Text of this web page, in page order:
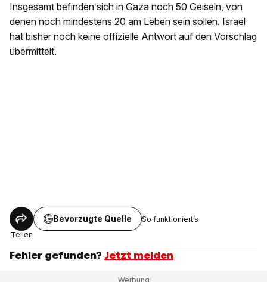
Insgesamt befinden sich in Gaza noch 50 Geiseln, von
denen noch mindestens 20 am Leben sein sollen. Israel
hat bisher noch keine offizielle Antwort auf den Vorschlag
übermittelt.
Teilen
Bevorzugte Quelle So funktioniert’s
Fehler gefunden? Jetzt melden